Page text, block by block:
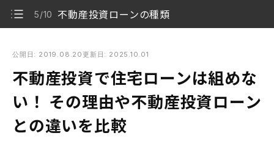
5/10 不動産投資ローンの種類
ーンとの違いを比較
1/10 不動産投資で住宅ローンを利用できるのか？
2/10 不動産投資ローンと住宅ローンの5つの違い
不動産投資ローンを利用する3つのメリット
公開日: 2019.08.20 更新日: 2025.10.01
不動産投資で住宅ローンは組めな
い！ その理由や不動産投資ローン
との違いを比較